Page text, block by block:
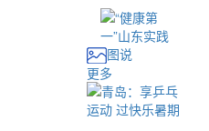
图说
更多